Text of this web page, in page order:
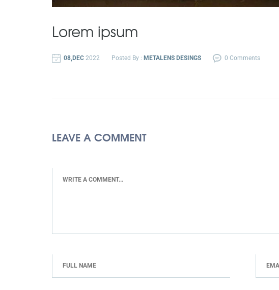
Lorem ipsum
08,DEC 2022 Posted By : METALENS DESINGS 0 Comments
LEAVE A COMMENT